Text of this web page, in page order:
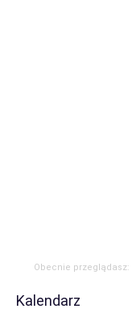
Obecnie przeglądasz:
Kalendarz